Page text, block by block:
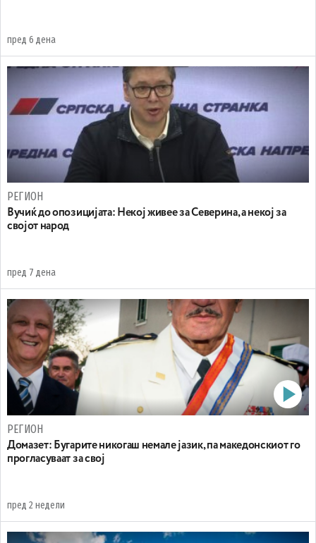
пред 6 дена
РЕГИОН
Вучиќ до опозицијата: Некој живее за Северина, а некој за
својот народ
пред 7 дена
РЕГИОН
Домазет: Бугарите никогаш немале јазик, па македонскиот го
прогласуваат за свој
пред 2 недели